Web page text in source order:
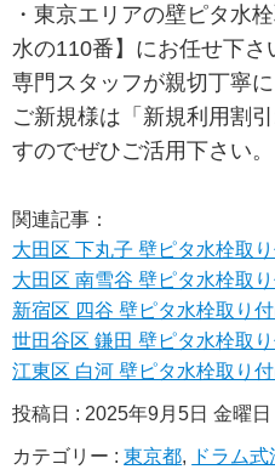
・東京エリアの壁ピタ水
水の110番】にお任せ下さ
専門スタッフが親切丁寧
ご新規様は「新規利用割
すのでぜひご活用下さい。
関連記事：
大田区 下丸子 壁ピタ水栓取
大田区 南雪谷 壁ピタ水栓取
新宿区 四谷 壁ピタ水栓取り
世田谷区 鎌田 壁ピタ水栓取
江東区 白河 壁ピタ水栓取り
投稿日 : 2025年9月5日 金曜日
カテゴリー :東京都, ドラム